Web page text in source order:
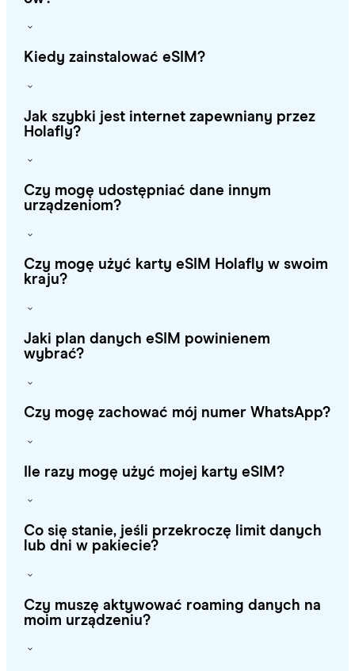
Kiedy zainstalować eSIM?
Jak szybki jest internet zapewniany przez
Holafly?
Czy mogę udostępniać dane innym
urządzeniom?
Czy mogę użyć karty eSIM Holafly w swoim
kraju?
Jaki plan danych eSIM powinienem
wybrać?
Czy mogę zachować mój numer WhatsApp?
Ile razy mogę użyć mojej karty eSIM?
Co się stanie, jeśli przekroczę limit danych
lub dni w pakiecie?
Czy muszę aktywować roaming danych na
moim urządzeniu?